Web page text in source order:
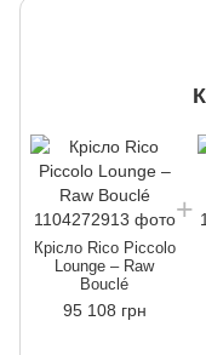
Крісло Rico Piccolo
Lounge – Raw
Bouclé
95 108 грн